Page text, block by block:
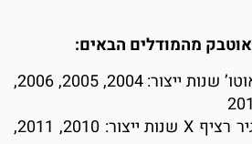
מהמודלים הבאים:
סובארו אאוטבק 2.5 אוטו’ שנות ייצור: 2004, 2005, 2006,
סובארו אאוטבק 2.5 גיר רציף X שנות ייצור: 2010, 2011,